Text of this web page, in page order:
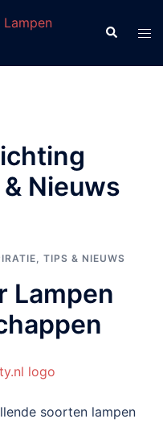
Zoeken
Nieuws
TIPS & NIEUWS
Lampen
soorten lampen